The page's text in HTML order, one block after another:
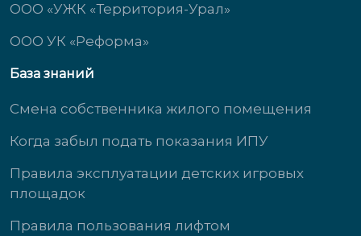
ООО «УЖК «Территория-Урал»
ООО УК «Реформа»
База знаний
Смена собственника жилого помещения
Когда забыл подать показания ИПУ
Правила эксплуатации детских игровых
площадок
Правила пользования лифтом